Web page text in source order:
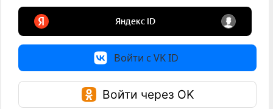
Войти с VK ID
Войти через OK